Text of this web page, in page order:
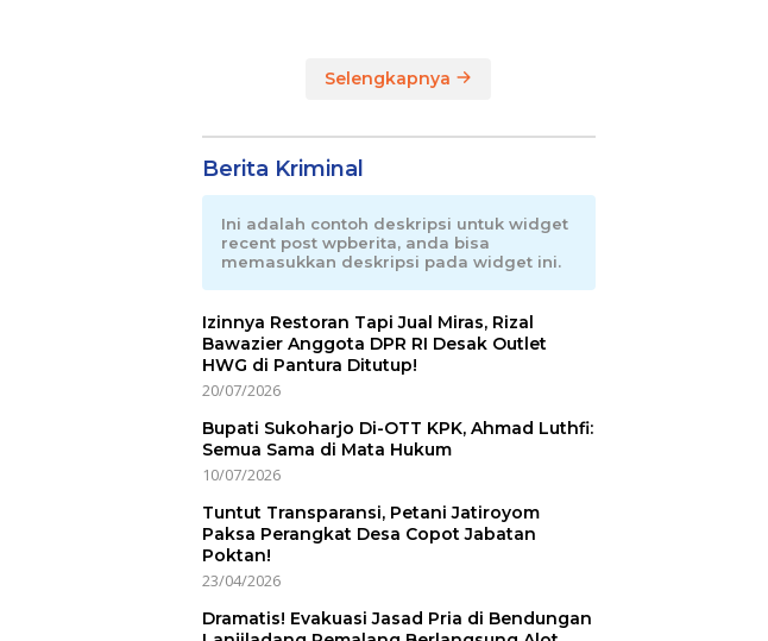
Selengkapnya
Berita Kriminal
Ini adalah contoh deskripsi untuk widget
recent post wpberita, anda bisa
memasukkan deskripsi pada widget ini.
Izinnya Restoran Tapi Jual Miras, Rizal
Bawazier Anggota DPR RI Desak Outlet
HWG di Pantura Ditutup!
20/07/2026
Bupati Sukoharjo Di-OTT KPK, Ahmad Luthfi:
Semua Sama di Mata Hukum
10/07/2026
Tuntut Transparansi, Petani Jatiroyom
Paksa Perangkat Desa Copot Jabatan
Poktan!
23/04/2026
Dramatis! Evakuasi Jasad Pria di Bendungan